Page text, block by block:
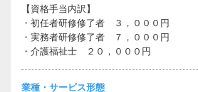
【資格手当内訳】
・初任者研修修了者 ３，０００円
・実務者研修修了者 ７，０００円
・介護福祉士 ２０，０００円
業種・サービス形態